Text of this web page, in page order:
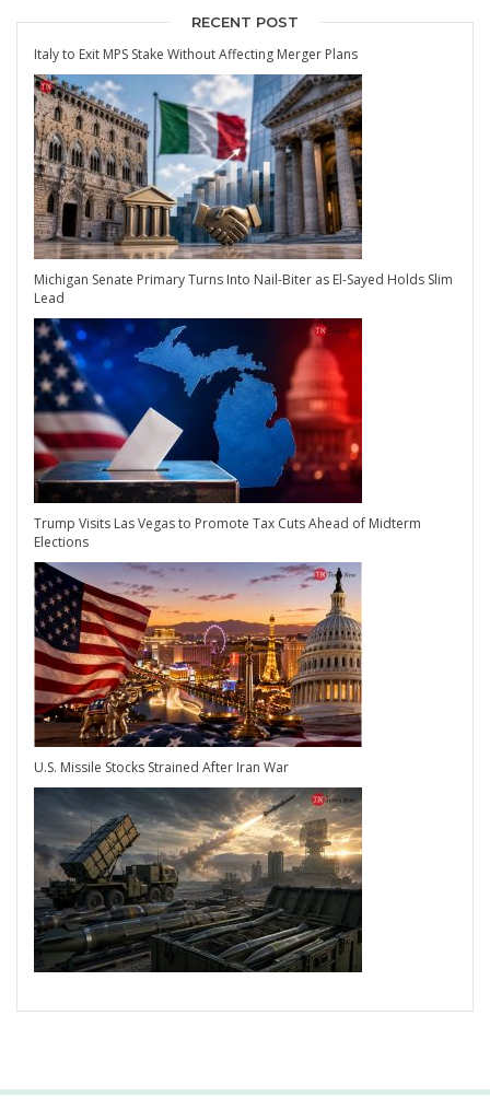
RECENT POST
Italy to Exit MPS Stake Without Affecting Merger Plans
Michigan Senate Primary Turns Into Nail-Biter as El-Sayed Holds Slim
Lead
Trump Visits Las Vegas to Promote Tax Cuts Ahead of Midterm
Elections
U.S. Missile Stocks Strained After Iran War